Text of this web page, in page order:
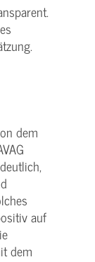
dem
auf
dem